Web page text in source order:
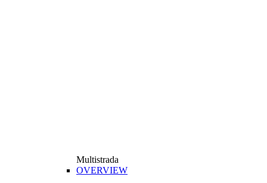
Multistrada
OVERVIEW